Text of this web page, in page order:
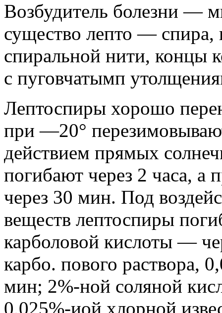
Возбудитель болезни —
существо лепто —
спиральной нити, концы
с пуговчатымп
Лептоспиры хорошо
при —20°
действием прямых
погибают через 2 часа,
через 30 мин. Под
веществ лептоспиры
карболовой кислоты —
карбо. пового раствора,
мин; 2%-ной соляной
0,025%-иой хлорной